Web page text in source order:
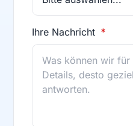
Ihre Nachricht